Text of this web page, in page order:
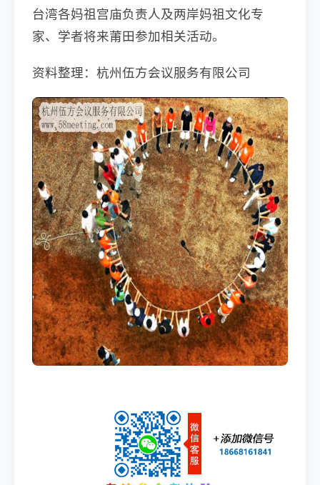
台湾各妈祖宫庙负责人及两岸妈祖文化专
家、学者将来莆田参加相关活动。
资料整理：杭州伍方会议服务有限公司